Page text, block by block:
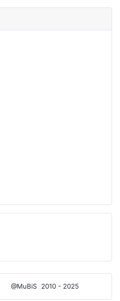
@MuBiS 2010 - 2025